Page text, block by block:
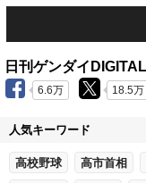
日刊ゲンダイ
6.6万 18.5万
人気キーワード
高校野球 高市首相